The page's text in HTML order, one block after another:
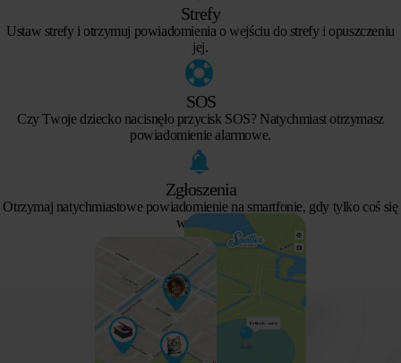
Strefy
Ustaw strefy i otrzymuj powiadomienia o wejściu do strefy i opuszczeniu
jej.
SOS
Czy Twoje dziecko nacisnęło przycisk SOS? Natychmiast otrzymasz
powiadomienie alarmowe.
Zgłoszenia
Otrzymaj natychmiastowe powiadomienie na smartfonie, gdy tylko coś się
wydarzy.